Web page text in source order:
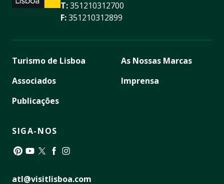
T:351210312700
F:351210312899
Turismo de Lisboa
Associados
Publicações
As Nossas Marcas
Imprensa
SIGA-NOS
atl@visitlisboa.com